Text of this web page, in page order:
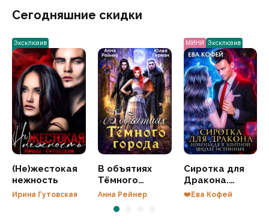
Сегодняшние скидки
Эксклюзив
(Не)жестокая
нежность
Ирина Гутовская
В объятиях
Тёмного
города
Анна Рейнер
МИНИ Эксклюзив
Сиротка для
Дракона.
Новенькая в
❤️Ева Кофей